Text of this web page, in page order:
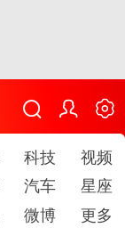
科技
视频
汽车
星座
微博 更多